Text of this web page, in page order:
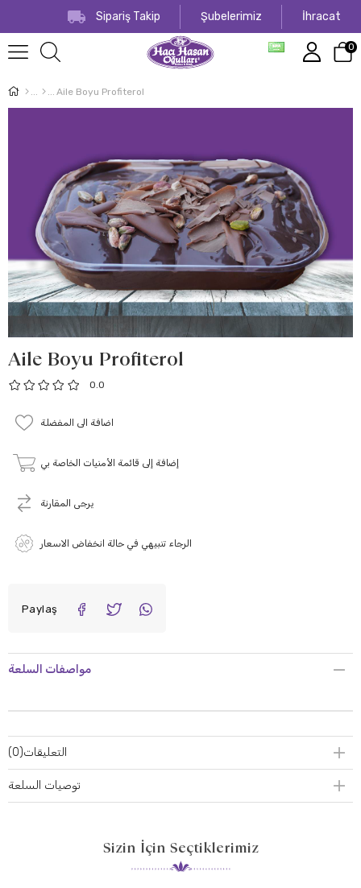
İhracat
Şubelerimiz
Sipariş Takip
0
Aile Boyu Profiterol
Aile Boyu Profiterol
0.0
اضافة الى المفضلة
إضافة إلى قائمة الأمنيات الخاصة بي
يرجى المقارنة
الرجاء تنبيهي في حالة انخفاض الاسعار
Paylaş
مواصفات السلعة
التعليقات(0)
توصيات السلعة
Sizin İçin Seçtiklerimiz